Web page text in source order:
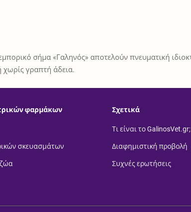
σήμα «Γαληνός» αποτελούν πνευματική
γραπτή άδεια.
φαρμάκων
σκευασμάτων
Σχετικά
Τι είναι το GalinosVet.gr;
Διαφημιστική προβολή
Συχνές ερωτήσεις